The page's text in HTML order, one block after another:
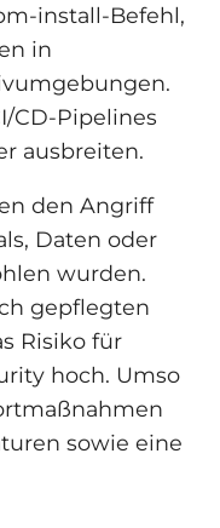
install-Befehl,
in
CD-Pipelines
ausbreiten.
den Angriff
Daten oder
wurden.
gepflegten
Risiko für
hoch. Umso
sowie eine